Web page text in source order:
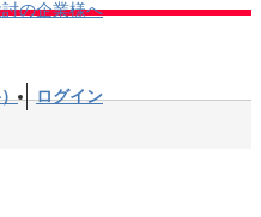
の企業様へ
ログイン